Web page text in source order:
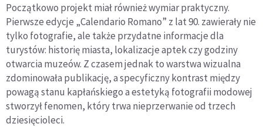
Początkowo projekt miał również wymiar praktyczny.
Pierwsze edycje „Calendario Romano” z lat 90. zawierały nie
tylko fotografie, ale także przydatne informacje dla
turystów: historię miasta, lokalizacje aptek czy godziny
otwarcia muzeów. Z czasem jednak to warstwa wizualna
zdominowała publikację, a specyficzny kontrast między
powagą stanu kapłańskiego a estetyką fotografii modowej
stworzył fenomen, który trwa nieprzerwanie od trzech
dziesięcioleci.